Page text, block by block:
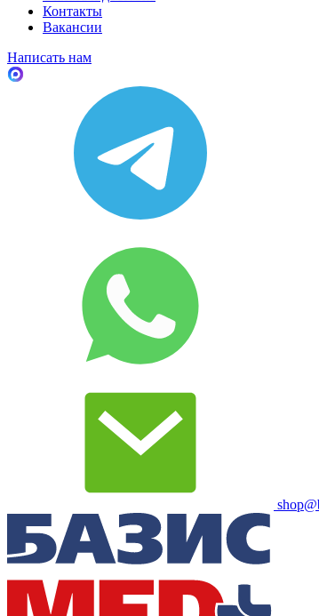
Контакты
Вакансии
Написать нам